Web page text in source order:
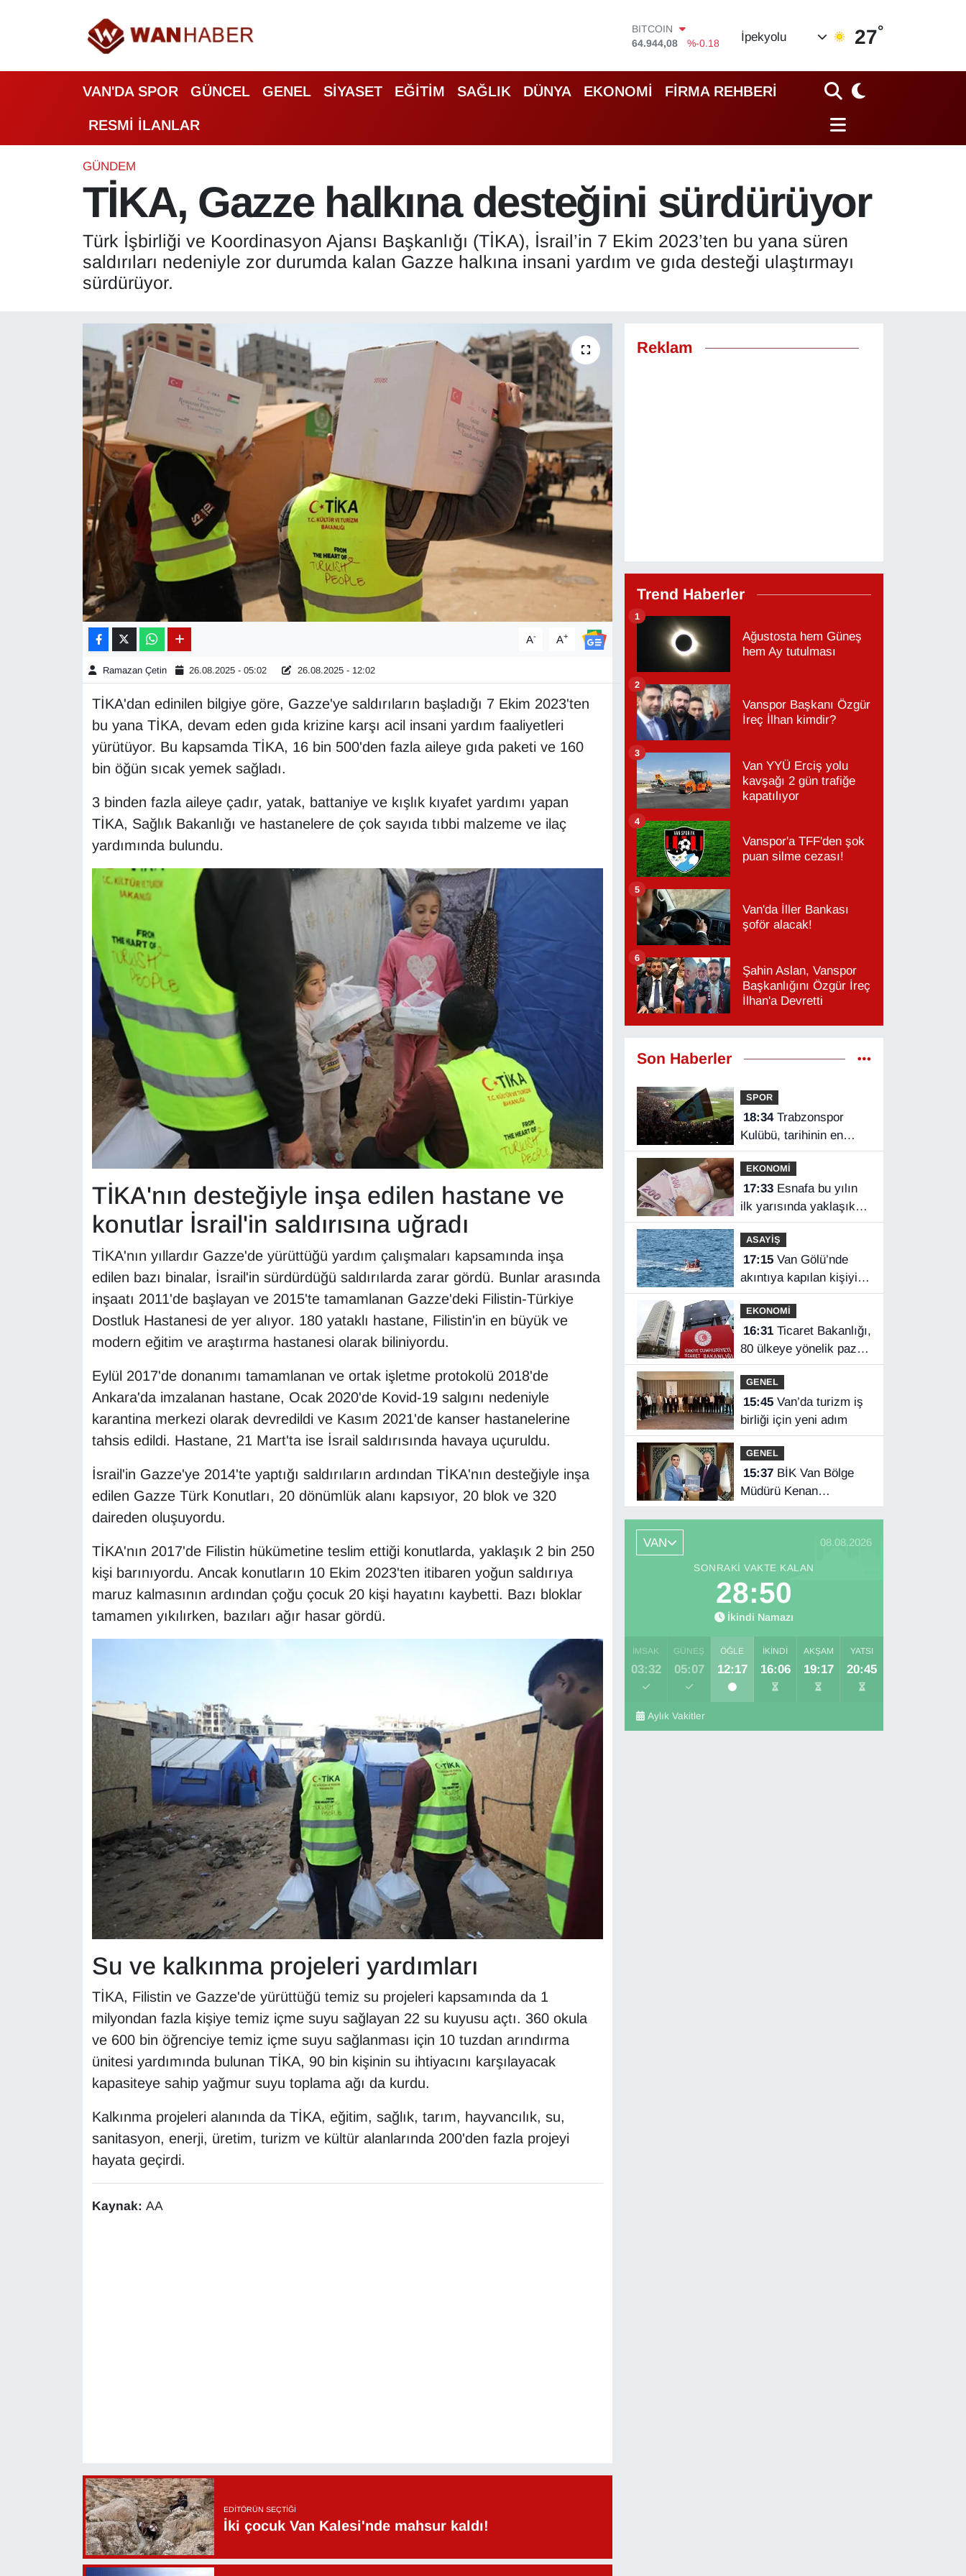
DOLAR
47,7436
%0.18
55,2510
%0.32
STERLİN
64,4811
%0.38
BİST100
64.944,08
%-0.18
İpekyolu 27°
VAN'DA SPOR GÜNCEL GENEL SİYASET EĞİTİM SAĞLIK DÜNYA EKONOMİ FİRMA REHBERİ
RESMİ İLANLAR
GÜNDEM
TİKA, Gazze halkına desteğini sürdürüyor
Türk İşbirliği ve Koordinasyon Ajansı Başkanlığı (TİKA), İsrail’in 7 Ekim 2023’ten bu yana süren
saldırıları nedeniyle zor durumda kalan Gazze halkına insani yardım ve gıda desteği ulaştırmayı
sürdürüyor.
A- A+
Ramazan Çetin 26.08.2025 - 05:02 26.08.2025 - 12:02
TİKA'dan edinilen bilgiye göre, Gazze'ye saldırıların başladığı 7 Ekim 2023'ten
bu yana TİKA, devam eden gıda krizine karşı acil insani yardım faaliyetleri
yürütüyor. Bu kapsamda TİKA, 16 bin 500'den fazla aileye gıda paketi ve 160
bin öğün sıcak yemek sağladı.
3 binden fazla aileye çadır, yatak, battaniye ve kışlık kıyafet yardımı yapan
TİKA, Sağlık Bakanlığı ve hastanelere de çok sayıda tıbbi malzeme ve ilaç
yardımında bulundu.
TİKA'nın desteğiyle inşa edilen hastane ve
konutlar İsrail'in saldırısına uğradı
TİKA'nın yıllardır Gazze'de yürüttüğü yardım çalışmaları kapsamında inşa
edilen bazı binalar, İsrail'in sürdürdüğü saldırılarda zarar gördü. Bunlar arasında
inşaatı 2011'de başlayan ve 2015'te tamamlanan Gazze'deki Filistin-Türkiye
Dostluk Hastanesi de yer alıyor. 180 yataklı hastane, Filistin'in en büyük ve
modern eğitim ve araştırma hastanesi olarak biliniyordu.
Eylül 2017'de donanımı tamamlanan ve ortak işletme protokolü 2018'de
Ankara'da imzalanan hastane, Ocak 2020'de Kovid-19 salgını nedeniyle
karantina merkezi olarak devredildi ve Kasım 2021'de kanser hastanelerine
tahsis edildi. Hastane, 21 Mart'ta ise İsrail saldırısında havaya uçuruldu.
İsrail'in Gazze'ye 2014'te yaptığı saldırıların ardından TİKA'nın desteğiyle inşa
edilen Gazze Türk Konutları, 20 dönümlük alanı kapsıyor, 20 blok ve 320
daireden oluşuyordu.
TİKA'nın 2017'de Filistin hükümetine teslim ettiği konutlarda, yaklaşık 2 bin 250
kişi barınıyordu. Ancak konutların 10 Ekim 2023'ten itibaren yoğun saldırıya
maruz kalmasının ardından çoğu çocuk 20 kişi hayatını kaybetti. Bazı bloklar
tamamen yıkılırken, bazıları ağır hasar gördü.
Su ve kalkınma projeleri yardımları
TİKA, Filistin ve Gazze'de yürüttüğü temiz su projeleri kapsamında da 1
milyondan fazla kişiye temiz içme suyu sağlayan 22 su kuyusu açtı. 360 okula
ve 600 bin öğrenciye temiz içme suyu sağlanması için 10 tuzdan arındırma
ünitesi yardımında bulunan TİKA, 90 bin kişinin su ihtiyacını karşılayacak
kapasiteye sahip yağmur suyu toplama ağı da kurdu.
Kalkınma projeleri alanında da TİKA, eğitim, sağlık, tarım, hayvancılık, su,
sanitasyon, enerji, üretim, turizm ve kültür alanlarında 200'den fazla projeyi
hayata geçirdi.
Kaynak: AA
EDITÖRÜN SEÇTIĞI
İki çocuk Van Kalesi'nde mahsur kaldı!
Reklam
Trend Haberler
Ağustosta hem Güneş
hem Ay tutulması
1
Vanspor Başkanı Özgür
İreç İlhan kimdir?
2
Van YYÜ Erciş yolu
kavşağı 2 gün trafiğe
kapatılıyor
3
Vanspor'a TFF'den şok
puan silme cezası!
4
Van'da İller Bankası
şoför alacak!
5
Şahin Aslan, Vanspor
Başkanlığını Özgür İreç
İlhan'a Devretti
6
Son Haberler
SPOR
18:34Trabzonspor
Kulübü, tarihinin en
yüksek kombine
satışını yaptı
EKONOMİ
17:33Esnafa bu yılın
ilk yarısında yaklaşık
75 milyar lira finansman
ASAYİŞ
17:15Van Gölü’nde
akıntıya kapılan kişiyi
sahil güvenlik ekipleri
kurtardı
EKONOMİ
16:31Ticaret Bakanlığı,
80 ülkeye yönelik pazar
araştırması hazırladı
GENEL
15:45Van’da turizm iş
birliği için yeni adım
GENEL
15:37BİK Van Bölge
Müdürü Kenan
Tokgöz’den Hakkâri
VAN
08.08.2026
SONRAKI VAKTE KALAN
28:49
İkindi Namazı
İMSAK
03:32
GÜNEŞ
05:07
ÖĞLE
12:17
İKINDI
16:06
AKŞAM
19:17
YATSI
20:45
Aylık Vakitler
ASAYİŞ
BİLİM VE TEKNOLOJİ
Biyografi
Bölge Haberleri
ÇEVRE
DÜNYA
EĞİTİM
EKONOMİ
En çok konuşulanlar
GENEL
Gündem
HABERDE İNSAN
Kültür & Sanat
ONE EKONOMİ
Resmi İlanlar
RÖPORTAJ
Sinema - TV
TEKNOLOJİ
VAN'DA SPOR
Van Nöbetçi Eczaneler
Van Hava Durumu
Van Namaz Vakitleri
Van Trafik Yoğunluk Haritası
Süper Lig Puan Durumu ve Fikstür
Tüm Manşetler
Son Dakika Haberleri